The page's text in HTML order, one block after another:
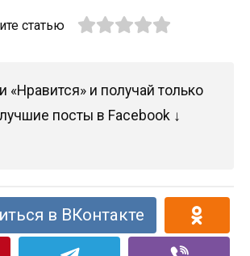
статью
«Нравится» и получай только
лучшие посты в Facebook ↓
в ВКонтакте